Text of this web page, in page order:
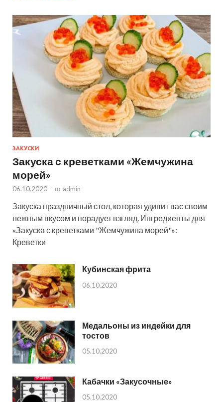
ЗАКУСКИ
Закуска с креветками «Жемчужина
морей»
06.10.2020 - от admin
Закуска праздничный стол, которая удивит вас своим
нежным вкусом и порадует взгляд. Ингредиенты для
«Закуска с креветками "Жемчужина морей"»:
Креветки
Кубинская фрита
06.10.2020
Медальоны из индейки для
тостов
05.10.2020
Кабачки «Закусочные»
05.10.2020